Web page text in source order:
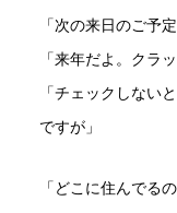
「次の来日のご予定
「来年だよ。クラ
「チェックしない
ですが」
「どこに住んでる